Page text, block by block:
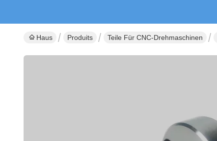
Haus Produits Teile Für CNC-Drehmaschinen